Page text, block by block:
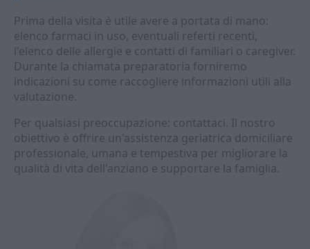
Prima della visita è utile avere a portata di mano:
elenco farmaci in uso, eventuali referti recenti,
l'elenco delle allergie e contatti di familiari o caregiver.
Durante la chiamata preparatoria forniremo
indicazioni su come raccogliere informazioni utili alla
valutazione.
Per qualsiasi preoccupazione: contattaci. Il nostro
obiettivo è offrire un'assistenza geriatrica domiciliare
professionale, umana e tempestiva per migliorare la
qualità di vita dell'anziano e supportare la famiglia.